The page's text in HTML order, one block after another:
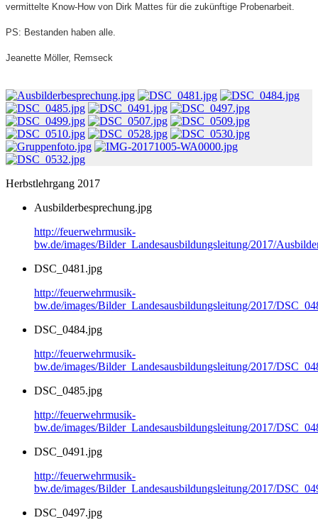
vermittelte Know-How von Dirk Mattes für die zukünftige Probenarbeit.
PS: Bestanden haben alle.
Jeanette Möller, Remseck
Herbstlehrgang 2017
Ausbilderbesprechung.jpg
http://feuerwehrmusik-
bw.de/images/Bilder_Landesausbildungsleitung/2017/
DSC_0481.jpg
http://feuerwehrmusik-
bw.de/images/Bilder_Landesausbildungsleitung/2017/
DSC_0484.jpg
http://feuerwehrmusik-
bw.de/images/Bilder_Landesausbildungsleitung/2017/
DSC_0485.jpg
http://feuerwehrmusik-
bw.de/images/Bilder_Landesausbildungsleitung/2017/
DSC_0491.jpg
http://feuerwehrmusik-
bw.de/images/Bilder_Landesausbildungsleitung/2017/
DSC_0497.jpg